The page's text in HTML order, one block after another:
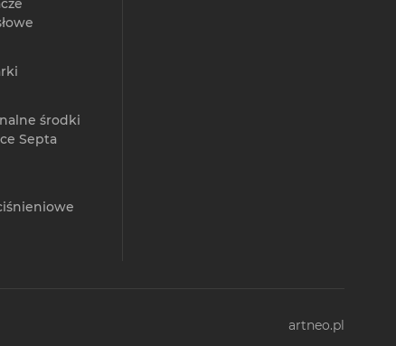
środki
Septa
artneo.pl